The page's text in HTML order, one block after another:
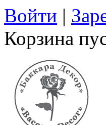
Войти |
Корзина